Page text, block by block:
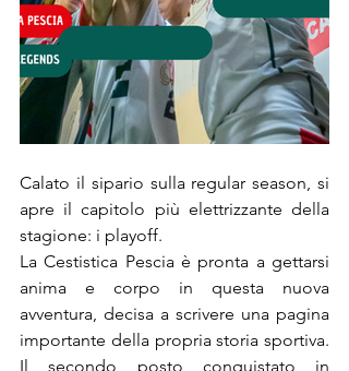
Calato il sipario sulla regular season, si
apre il capitolo più elettrizzante della
stagione: i playoff.
La Cestistica Pescia è pronta a gettarsi
anima e corpo in questa nuova
avventura, decisa a scrivere una pagina
importante della propria storia sportiva.
Il secondo posto conquistato in